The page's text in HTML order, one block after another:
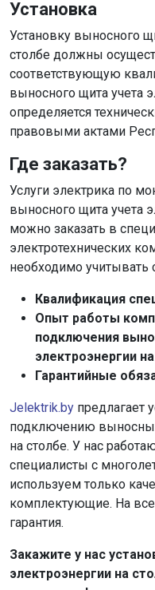
Установка
Установку выносного
столбе должны
соответствующую
выносного щита учета
определяется
правовыми актами
Где заказать?
Услуги электрика по
выносного щита учета
можно заказать в
электротехнических
необходимо
Квалификация
Опыт работы
подключения
электроэнергии
Гарантийные
Jelektrik.by предлагает
подключению
на столбе. У нас
специалисты с
используем только
комплектующие. На все
гарантия.
Закажите у нас
электроэнергии на